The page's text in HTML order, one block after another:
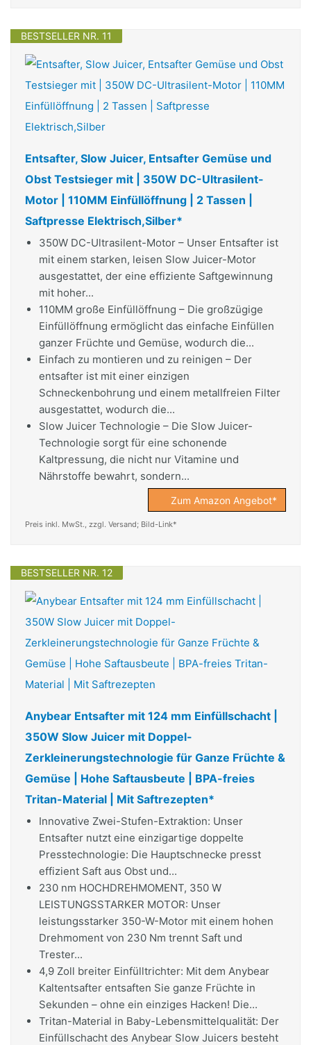
BESTSELLER NR. 11
Entsafter, Slow Juicer, Entsafter Gemüse und
Obst Testsieger mit | 350W DC-Ultrasilent-
Motor | 110MM Einfüllöffnung | 2 Tassen |
Saftpresse Elektrisch,Silber*
350W DC-Ultrasilent-Motor – Unser Entsafter ist
mit einem starken, leisen Slow Juicer-Motor
ausgestattet, der eine effiziente Saftgewinnung
mit hoher...
110MM große Einfüllöffnung – Die großzügige
Einfüllöffnung ermöglicht das einfache Einfüllen
ganzer Früchte und Gemüse, wodurch die...
Einfach zu montieren und zu reinigen – Der
entsafter ist mit einer einzigen
Schneckenbohrung und einem metallfreien Filter
ausgestattet, wodurch die...
Slow Juicer Technologie – Die Slow Juicer-
Technologie sorgt für eine schonende
Kaltpressung, die nicht nur Vitamine und
Nährstoffe bewahrt, sondern...
Zum Amazon Angebot*
Preis inkl. MwSt., zzgl. Versand; Bild-Link*
BESTSELLER NR. 12
Anybear Entsafter mit 124 mm Einfüllschacht |
350W Slow Juicer mit Doppel-
Zerkleinerungstechnologie für Ganze Früchte &
Gemüse | Hohe Saftausbeute | BPA-freies
Tritan-Material | Mit Saftrezepten*
Innovative Zwei-Stufen-Extraktion: Unser
Entsafter nutzt eine einzigartige doppelte
Presstechnologie: Die Hauptschnecke presst
effizient Saft aus Obst und...
230 nm HOCHDREHMOMENT, 350 W
LEISTUNGSSTARKER MOTOR: Unser
leistungsstarker 350-W-Motor mit einem hohen
Drehmoment von 230 Nm trennt Saft und
Trester...
4,9 Zoll breiter Einfülltrichter: Mit dem Anybear
Kaltentsafter entsaften Sie ganze Früchte in
Sekunden – ohne ein einziges Hacken! Die...
Tritan-Material in Baby-Lebensmittelqualität: Der
Einfüllschacht des Anybear Slow Juicers besteht